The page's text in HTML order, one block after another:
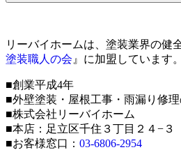
リーバイホームは、塗装業界の健
塗装職人の会 』に加盟しています。
■創業平成4年
■外壁塗装・屋根工事・雨漏り修
■株式会社リーバイホーム
■本店：足立区千住３丁目２４−３
■お客様窓口： 03-6806-2954